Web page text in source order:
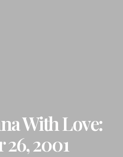
With Love:
2001